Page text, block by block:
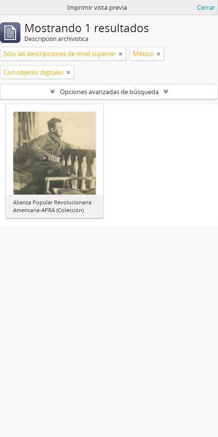
Imprimir vista previa Cerrar
Mostrando 1 resultados
Descripción archivística
Sólo las descripciones de nivel superior México
Con objetos digitales
Opciones avanzadas de búsqueda
Alianza Popular Revolucionaria
Americana-APRA (Colección)